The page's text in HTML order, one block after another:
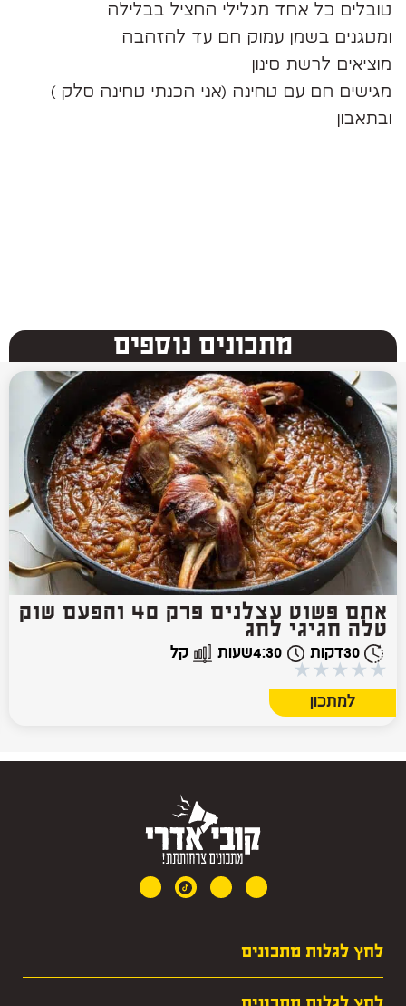
טובלים כל אחד מגלילי החציל בבלילה
ומטגנים בשמן עמוק חם עד להזהבה
מוציאים לרשת סינון
מגישים חם עם טחינה (אני הכנתי טחינה סלק )
ובתאבון
מתכונים נוספים
אתם פשוט עצלנים פרק 40 והפעם שוק
טלה חגיגי לחג
30דקות 4:30שעות קל
★
★
★
★
★
למתכון
לחץ לגלות מתכונים